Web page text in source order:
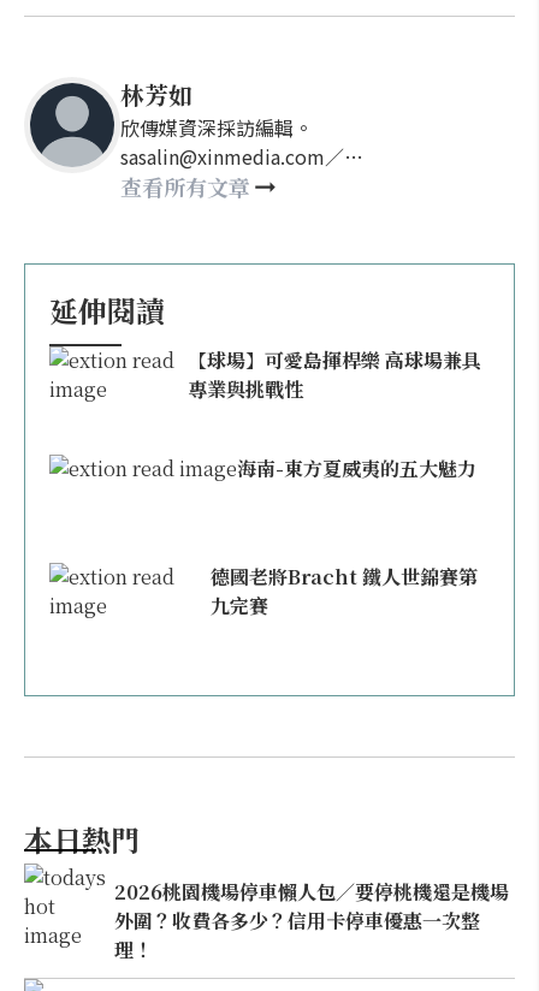
林芳如
欣傳媒資深採訪編輯。
sasalin@xinmedia.com／
happy21917@gmail.com
查看所有文章
延伸閱讀
【球場】可愛島揮桿樂 高球場兼具
專業與挑戰性
海南-東方夏威夷的五大魅力
德國老將Bracht 鐵人世錦賽第
九完賽
本日熱門
2026桃園機場停車懶人包／要停桃機還是機場
外圍？收費各多少？信用卡停車優惠一次整
理！